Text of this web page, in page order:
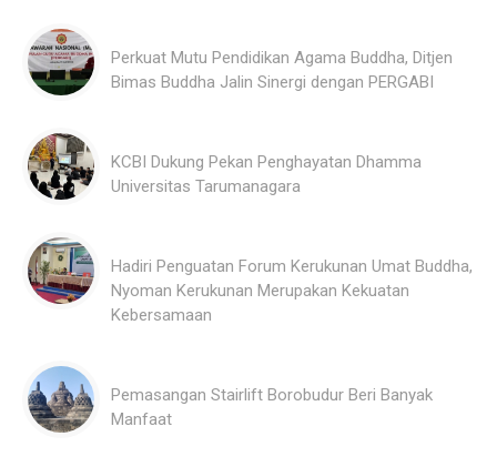
Perkuat Mutu Pendidikan Agama Buddha, Ditjen
Bimas Buddha Jalin Sinergi dengan PERGABI
KCBI Dukung Pekan Penghayatan Dhamma
Universitas Tarumanagara
Hadiri Penguatan Forum Kerukunan Umat Buddha,
Nyoman Kerukunan Merupakan Kekuatan
Kebersamaan
Pemasangan Stairlift Borobudur Beri Banyak
Manfaat